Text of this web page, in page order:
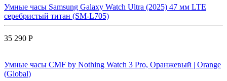
Умные часы Samsung Galaxy Watch Ultra (2025) 47 мм LTE
серебристый титан (SM-L705)
35 290 Р
Умные часы CMF by Nothing Watch 3 Pro, Оранжевый | Orange
(Global)